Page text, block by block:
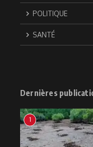
POLITIQUE
SANTÉ
Dernières
1